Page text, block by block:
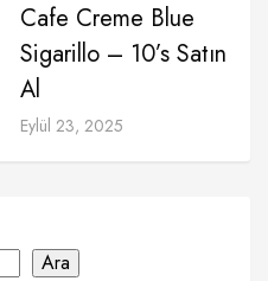
Cafe Creme Blue
Sigarillo – 10’s Satın
Al
Eylül 23, 2025
Ara